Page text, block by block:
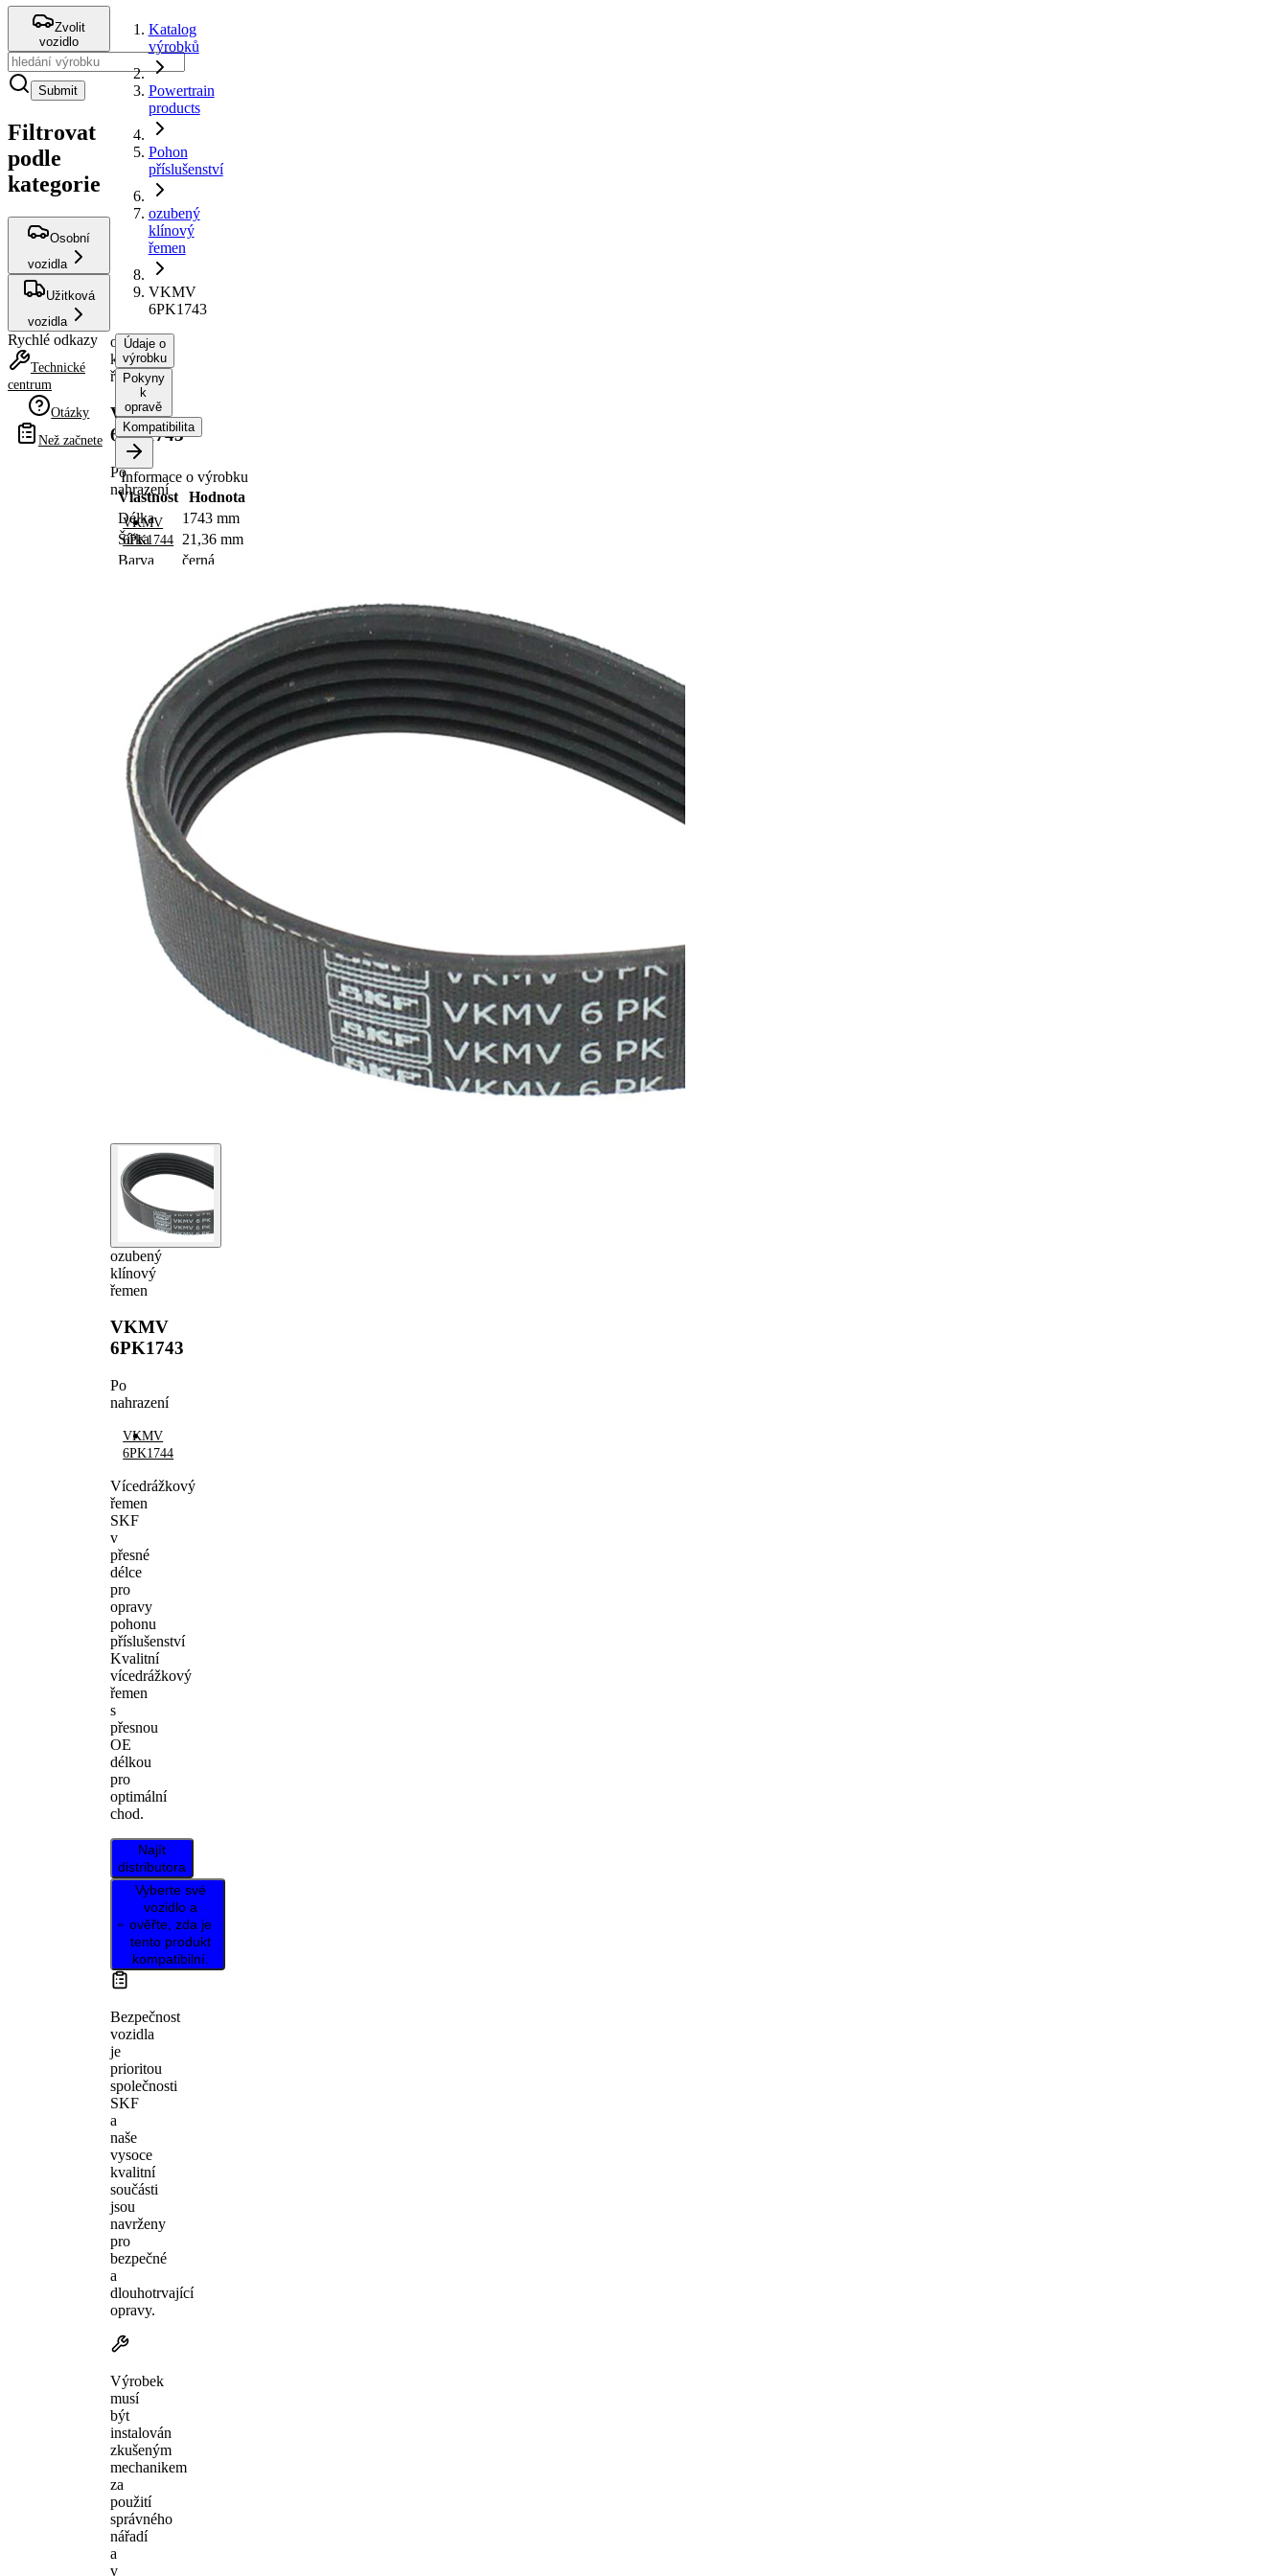
Zvolit
vozidlo
Submit
Filtrovat
podle
kategorie
Osobní
vozidla
Užitková
vozidla
Rychlé odkazy
Technické
centrum
Otázky
Než začnete
Katalog
výrobků
Powertrain
products
Pohon
příslušenství
ozubený
klínový
řemen
VKMV
6PK1743
ozubený
klínový
řemen
VKMV
6PK1743
Po
nahrazení
VKMV
6PK1744
ozubený
klínový
řemen
VKMV
6PK1743
Po
nahrazení
VKMV
6PK1744
Vícedrážkový
řemen
SKF
v
přesné
délce
pro
opravy
pohonu
příslušenství
Kvalitní
vícedrážkový
řemen
s
přesnou
OE
délkou
pro
optimální
chod.
Najít
distributora
Vyberte své
vozidlo a
ověřte, zda je
tento produkt
kompatibilní.
Bezpečnost
vozidla
je
prioritou
společnosti
SKF
a
naše
vysoce
kvalitní
součásti
jsou
navrženy
pro
bezpečné
a
dlouhotrvající
opravy.
Výrobek
musí
být
instalován
zkušeným
mechanikem
za
použití
správného
nářadí
a
v
Údaje o
výrobku
Pokyny
k
opravě
Kompatibilita
Informace o výrobku
Vlastnost
Hodnota
Délka
1743 mm
Šířka
21,36 mm
Barva
černá
SVHC
substance
Materiál
řemene
EPDM
(Ethylen-
Propylen-
Dien-
Kautschuk)